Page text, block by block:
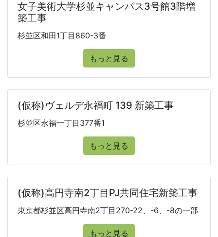
女子美術大学杉並キャンパス3号館3階増
築工事
杉並区和田1丁目860-3番
もっと見る
(仮称)ヴェルデ永福町 139 新築工事
杉並区永福一丁目377番1
もっと見る
(仮称)高円寺南2丁目PJ共同住宅新築工事
東京都杉並区高円寺南2丁目270-22、-6、-8の一部
もっと見る